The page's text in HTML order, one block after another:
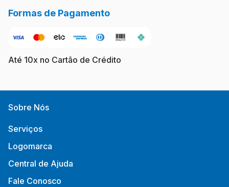
Formas de Pagamento
Até 10x no Cartão de Crédito
Sobre Nós
Serviços
Logomarca
Central de Ajuda
Fale Conosco